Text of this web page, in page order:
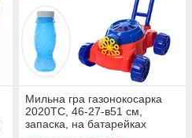
Мильна гра газонокосарка
2020TC, 46-27-в51 см,
запаска, на батарейках